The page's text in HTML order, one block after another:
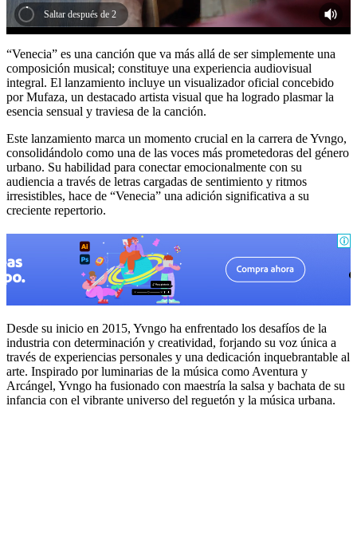
Saltar después de 1
“Venecia” es una canción que va más allá de ser simplemente una
composición musical; constituye una experiencia audiovisual
integral. El lanzamiento incluye un visualizador oficial concebido
por Mufaza, un destacado artista visual que ha logrado plasmar la
esencia sensual y traviesa de la canción.
Este lanzamiento marca un momento crucial en la carrera de Yvngo,
consolidándolo como una de las voces más prometedoras del género
urbano. Su habilidad para conectar emocionalmente con su
audiencia a través de letras cargadas de sentimiento y ritmos
irresistibles, hace de “Venecia” una adición significativa a su
creciente repertorio.
Desde su inicio en 2015, Yvngo ha enfrentado los desafíos de la
industria con determinación y creatividad, forjando su voz única a
través de experiencias personales y una dedicación inquebrantable al
arte. Inspirado por luminarias de la música como Aventura y
Arcángel, Yvngo ha fusionado con maestría la salsa y bachata de su
infancia con el vibrante universo del reguetón y la música urbana.